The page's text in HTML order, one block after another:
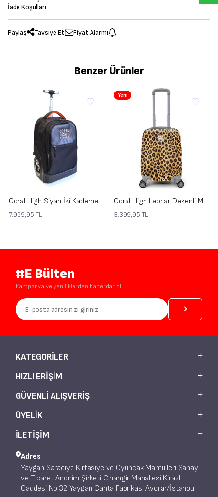
İade Koşulları
Paylaş Tavsiye Et Fiyat Alarmı
Benzer Ürünler
Coral High Siyah İki Kademeli Kumaş Kabin Valiz 23256
7.999,95 TL
Yeni
Coral High Leopar Desenli Mini Kabin Boy Valiz (40cm) 16789
3.399,95 TL
#E Bülten
Kampanya ve yeniliklerden haberdar ol!
KATEGORILER
HIZLI ERIŞIM
GÜVENLI ALIŞVERIŞ
ÜYELIK
İLETİŞİM
Adres
Yaygan Saraciye Kırtasiye ve Oyuncak Mamulleri Sanayi
ve Ticaret Anonim Şirketi Cihangir Mahallesi Kirazlı
Caddesi No:32 Yaygan Çanta Fabrikası Avcılar/İstanbul